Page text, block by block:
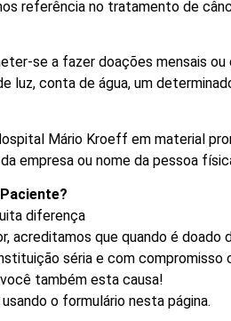
referência no tratamento de
se a fazer doações mensais
luz, conta de água, um
Mário Kroeff em material
empresa ou nome da pessoa
diferença
acreditamos que quando é doado
séria e com compromisso
também esta causa!
o formulário nesta página.